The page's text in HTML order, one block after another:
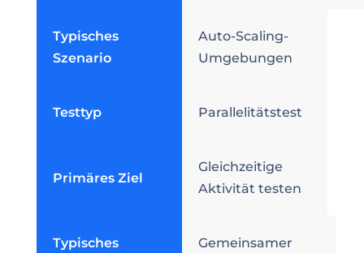
Typisches
Szenario
Auto-Scaling-
Umgebungen
Testtyp Parallelitätstest
Primäres Ziel
Gleichzeitige
Aktivität testen
Typisches
Gemeinsamer